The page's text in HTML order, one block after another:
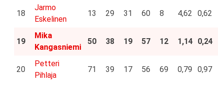
18
Jarmo
Eskelinen
13 29 31 60 8 4,62 0,62
19
Mika
Kangasniemi
50 38 19 57 12 1,14 0,24
20
Petteri
Pihlaja
71 39 17 56 69 0,79 0,97